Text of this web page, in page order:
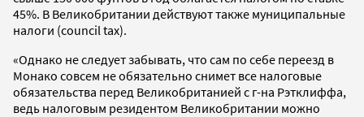
45%. В Великобритании действуют также муниципальные
налоги (council tax).
«Однако не следует забывать, что сам по себе переезд в
Монако совсем не обязательно снимет все налоговые
обязательства перед Великобританией с г-на Рэтклиффа,
ведь налоговым резидентом Великобритании можно